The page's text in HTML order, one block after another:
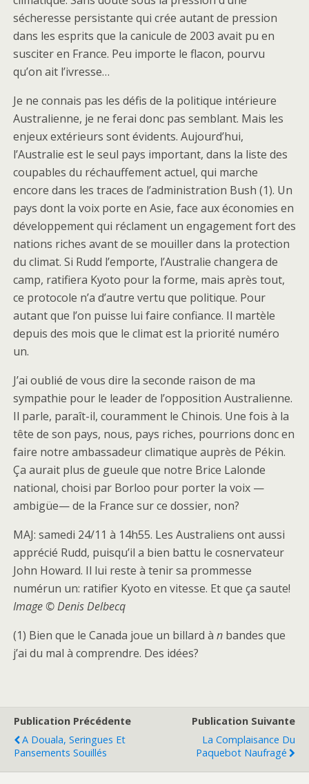
sécheresse persistante qui crée autant de pression
dans les esprits que la canicule de 2003 avait pu en
susciter en France. Peu importe le flacon, pourvu
qu’on ait l’ivresse…
Je ne connais pas les défis de la politique intérieure
Australienne, je ne ferai donc pas semblant. Mais les
enjeux extérieurs sont évidents. Aujourd’hui,
l’Australie est le seul pays important, dans la liste des
coupables du réchauffement actuel, qui marche
encore dans les traces de l’administration Bush (1). Un
pays dont la voix porte en Asie, face aux économies en
développement qui réclament un engagement fort des
nations riches avant de se mouiller dans la protection
du climat. Si Rudd l’emporte, l’Australie changera de
camp, ratifiera Kyoto pour la forme, mais après tout,
ce protocole n’a d’autre vertu que politique. Pour
autant que l’on puisse lui faire confiance. Il martèle
depuis des mois que le climat est la priorité numéro
un.
J’ai oublié de vous dire la seconde raison de ma
sympathie pour le leader de l’opposition Australienne.
Il parle, paraît-il, couramment le Chinois. Une fois à la
tête de son pays, nous, pays riches, pourrions donc en
faire notre ambassadeur climatique auprès de Pékin.
Ça aurait plus de gueule que notre Brice Lalonde
national, choisi par Borloo pour porter la voix —
ambigüe— de la France sur ce dossier, non?
MAJ: samedi 24/11 à 14h55. Les Australiens ont aussi
apprécié Rudd, puisqu’il a bien battu le cosnervateur
John Howard. Il lui reste à tenir sa prommesse
numérun un: ratifier Kyoto en vitesse. Et que ça saute!
Image © Denis Delbecq
(1) Bien que le Canada joue un billard à n bandes que
j’ai du mal à comprendre. Des idées?
Publication Précédente
A Douala, Seringues Et
Pansements Souillés
Publication Suivante
La Complaisance Du
Paquebot Naufragé